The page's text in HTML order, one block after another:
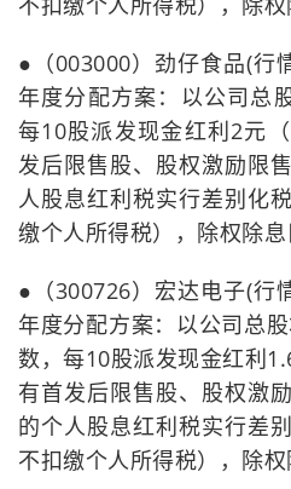
●（003000）劲仔食品(行
年度分配方案：以公司总
每10股派发现金红利2元
发后限售股、股权激励限
人股息红利税实行差别化
缴个人所得税），除权除
●（300726）宏达电子(行
年度分配方案：以公司总
数，每10股派发现金红利
有首发后限售股、股权激
的个人股息红利税实行差
不扣缴个人所得税），除